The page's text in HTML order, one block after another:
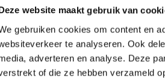
Deze website maakt gebruik van
gebruiken cookies om content en
te analyseren. Ook
adverteren en analyse. Deze
of die ze hebben verzameld